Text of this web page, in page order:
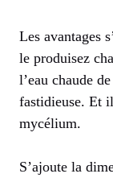
Les avantages
le produisez
l’eau chaude
fastidieuse. Et
mycélium.
S’ajoute la